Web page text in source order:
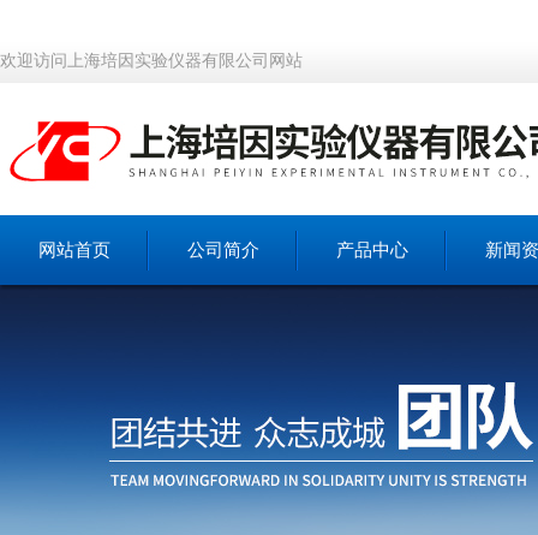
欢迎访问上海培因实验仪器有限公司网站
网站首页 公司简介 产品中心 新闻